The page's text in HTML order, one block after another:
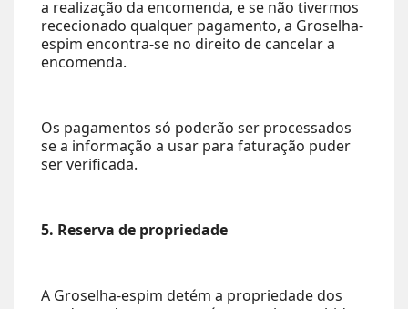
a realização da encomenda, e se não tivermos
rececionado qualquer pagamento, a Groselha-
espim encontra-se no direito de cancelar a
encomenda.
Os pagamentos só poderão ser processados
se a informação a usar para faturação puder
ser verificada.
5. Reserva de propriedade
A Groselha-espim detém a propriedade dos